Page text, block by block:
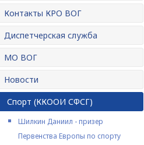
Контакты КРО ВОГ
Диспетчерская служба
МО ВОГ
Новости
Спорт (ККООИ СФСГ)
Шилкин Даниил - призер
Первенства Европы по спорту